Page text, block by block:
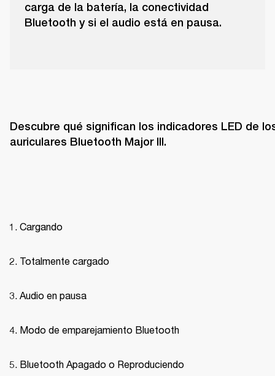
carga de la batería, la conectividad
Bluetooth y si el audio está en pausa.
Descubre qué significan los indicadores LED de
auriculares Bluetooth Major III.
Cargando
Totalmente cargado
Audio en pausa
Modo de emparejamiento Bluetooth
Bluetooth Apagado o Reproduciendo